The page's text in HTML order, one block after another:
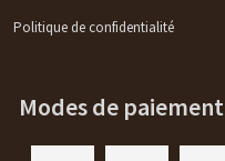
Politique de confidentialité
Modes de paiement